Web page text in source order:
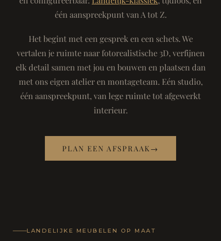
één aanspreekpunt van A tot Z.
Het begint met een gesprek en een schets. We
vertalen je ruimte naar fotorealistische 3D, verfijnen
elk detail samen met jou en bouwen en plaatsen dan
met ons eigen atelier en montageteam. Eén studio,
één aanspreekpunt, van lege ruimte tot afgewerkt
interieur.
PLAN EEN AFSPRAAK →
LANDELIJKE MEUBELEN OP MAAT